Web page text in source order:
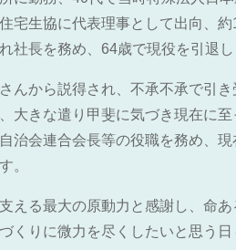
宅生協に代表理事として出向、
社長を務め、64歳で現役を引退し
んから説得され、不承不承で引
大きな遣り甲斐に気づき現在に至
治会連合会長等の役職を務め、
。
える最大の原動力と感謝し、命
くりに微力を尽くしたいと思う日